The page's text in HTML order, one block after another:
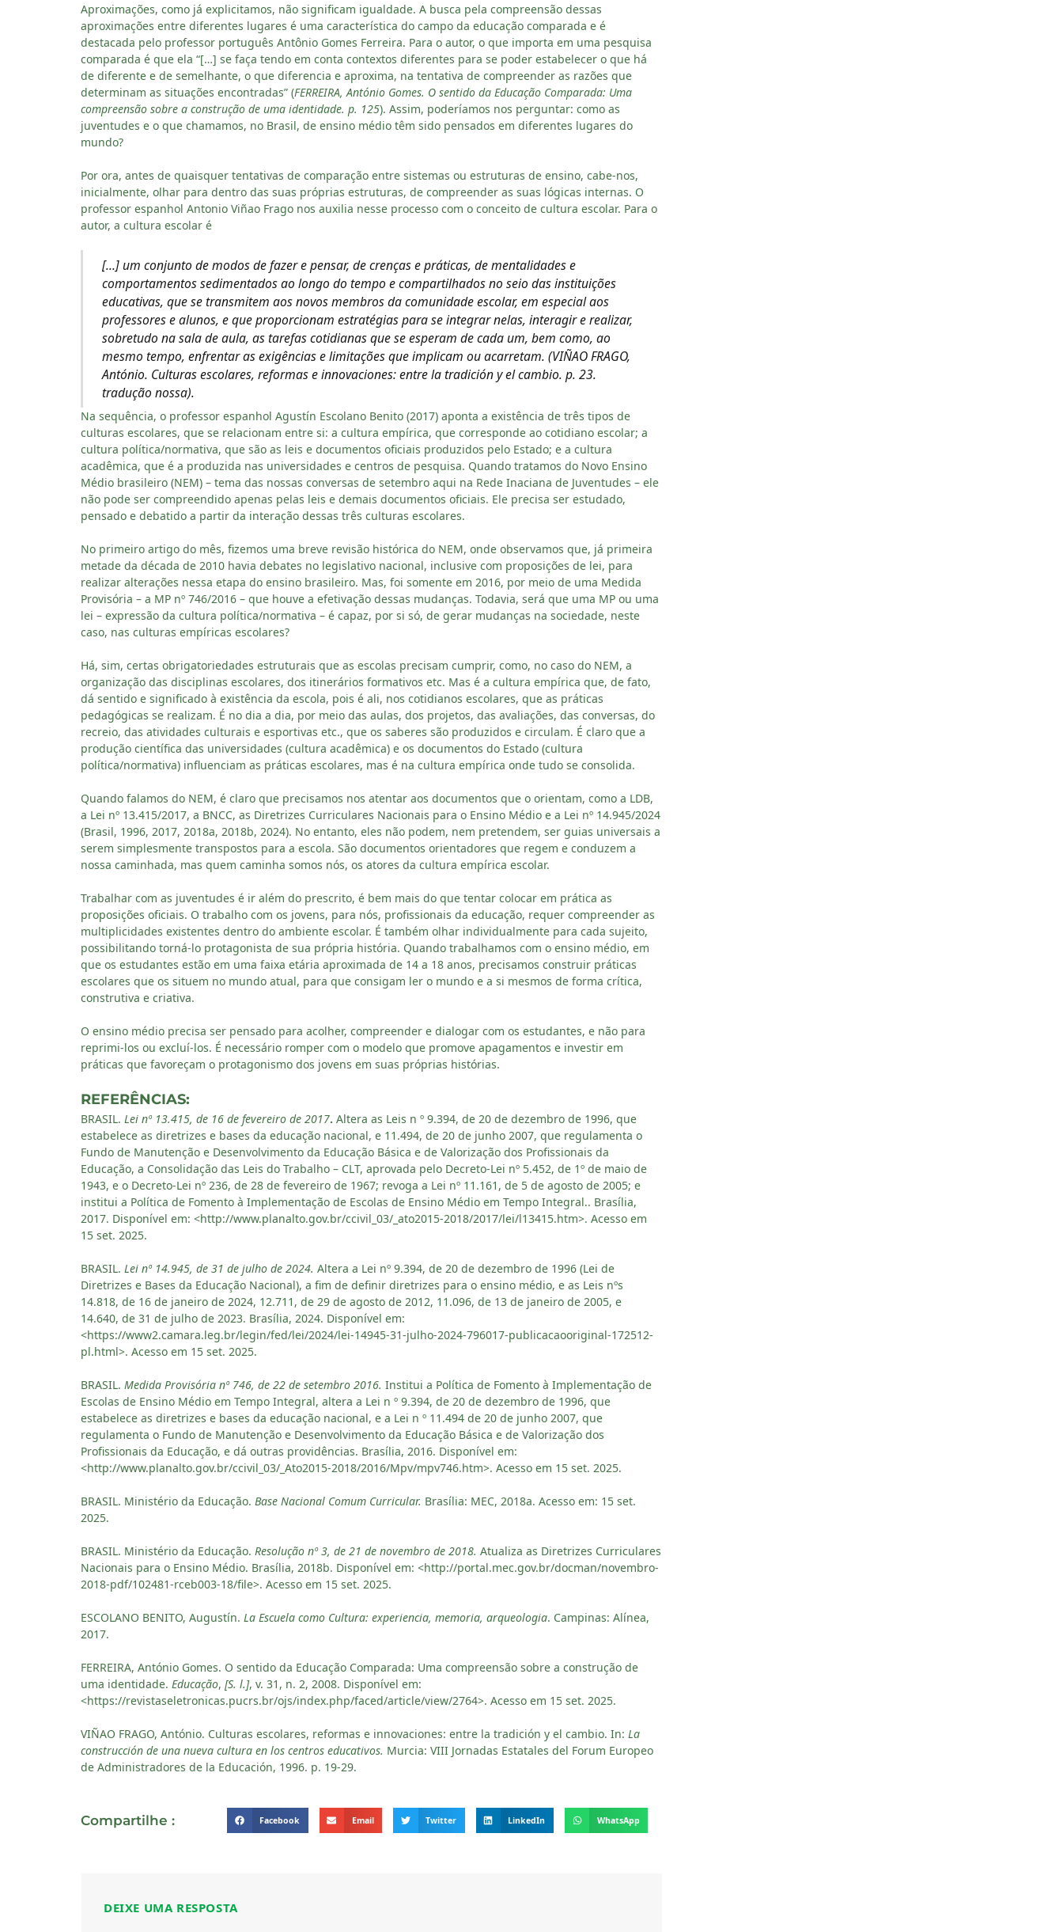
Aproximações, como já explicitamos, não significam igualdade. A busca pela compreensão dessas
aproximações entre diferentes lugares é uma característica do campo da educação comparada e é
destacada pelo professor português Antônio Gomes Ferreira. Para o autor, o que importa em uma pesquisa
comparada é que ela “[…] se faça tendo em conta contextos diferentes para se poder estabelecer o que há
de diferente e de semelhante, o que diferencia e aproxima, na tentativa de compreender as razões que
determinam as situações encontradas” (FERREIRA, António Gomes. O sentido da Educação Comparada: Uma
compreensão sobre a construção de uma identidade. p. 125). Assim, poderíamos nos perguntar: como as
juventudes e o que chamamos, no Brasil, de ensino médio têm sido pensados em diferentes lugares do
mundo?
Por ora, antes de quaisquer tentativas de comparação entre sistemas ou estruturas de ensino, cabe-nos,
inicialmente, olhar para dentro das suas próprias estruturas, de compreender as suas lógicas internas. O
professor espanhol Antonio Viñao Frago nos auxilia nesse processo com o conceito de cultura escolar. Para o
autor, a cultura escolar é
[…] um conjunto de modos de fazer e pensar, de crenças e práticas, de mentalidades e
comportamentos sedimentados ao longo do tempo e compartilhados no seio das instituições
educativas, que se transmitem aos novos membros da comunidade escolar, em especial aos
professores e alunos, e que proporcionam estratégias para se integrar nelas, interagir e realizar,
sobretudo na sala de aula, as tarefas cotidianas que se esperam de cada um, bem como, ao
mesmo tempo, enfrentar as exigências e limitações que implicam ou acarretam. (VIÑAO FRAGO,
António. Culturas escolares, reformas e innovaciones: entre la tradición y el cambio. p. 23.
tradução nossa).
Na sequência, o professor espanhol Agustín Escolano Benito (2017) aponta a existência de três tipos de
culturas escolares, que se relacionam entre si: a cultura empírica, que corresponde ao cotidiano escolar; a
cultura política/normativa, que são as leis e documentos oficiais produzidos pelo Estado; e a cultura
acadêmica, que é a produzida nas universidades e centros de pesquisa. Quando tratamos do Novo Ensino
Médio brasileiro (NEM) – tema das nossas conversas de setembro aqui na Rede Inaciana de Juventudes – ele
não pode ser compreendido apenas pelas leis e demais documentos oficiais. Ele precisa ser estudado,
pensado e debatido a partir da interação dessas três culturas escolares.
No primeiro artigo do mês, fizemos uma breve revisão histórica do NEM, onde observamos que, já primeira
metade da década de 2010 havia debates no legislativo nacional, inclusive com proposições de lei, para
realizar alterações nessa etapa do ensino brasileiro. Mas, foi somente em 2016, por meio de uma Medida
Provisória – a MP nº 746/2016 – que houve a efetivação dessas mudanças. Todavia, será que uma MP ou uma
lei – expressão da cultura política/normativa – é capaz, por si só, de gerar mudanças na sociedade, neste
caso, nas culturas empíricas escolares?
Há, sim, certas obrigatoriedades estruturais que as escolas precisam cumprir, como, no caso do NEM, a
organização das disciplinas escolares, dos itinerários formativos etc. Mas é a cultura empírica que, de fato,
dá sentido e significado à existência da escola, pois é ali, nos cotidianos escolares, que as práticas
pedagógicas se realizam. É no dia a dia, por meio das aulas, dos projetos, das avaliações, das conversas, do
recreio, das atividades culturais e esportivas etc., que os saberes são produzidos e circulam. É claro que a
produção científica das universidades (cultura acadêmica) e os documentos do Estado (cultura
política/normativa) influenciam as práticas escolares, mas é na cultura empírica onde tudo se consolida.
Quando falamos do NEM, é claro que precisamos nos atentar aos documentos que o orientam, como a LDB,
a Lei nº 13.415/2017, a BNCC, as Diretrizes Curriculares Nacionais para o Ensino Médio e a Lei nº 14.945/2024
(Brasil, 1996, 2017, 2018a, 2018b, 2024). No entanto, eles não podem, nem pretendem, ser guias universais a
serem simplesmente transpostos para a escola. São documentos orientadores que regem e conduzem a
nossa caminhada, mas quem caminha somos nós, os atores da cultura empírica escolar.
Trabalhar com as juventudes é ir além do prescrito, é bem mais do que tentar colocar em prática as
proposições oficiais. O trabalho com os jovens, para nós, profissionais da educação, requer compreender as
multiplicidades existentes dentro do ambiente escolar. É também olhar individualmente para cada sujeito,
possibilitando torná-lo protagonista de sua própria história. Quando trabalhamos com o ensino médio, em
que os estudantes estão em uma faixa etária aproximada de 14 a 18 anos, precisamos construir práticas
escolares que os situem no mundo atual, para que consigam ler o mundo e a si mesmos de forma crítica,
construtiva e criativa.
O ensino médio precisa ser pensado para acolher, compreender e dialogar com os estudantes, e não para
reprimi-los ou excluí-los. É necessário romper com o modelo que promove apagamentos e investir em
práticas que favoreçam o protagonismo dos jovens em suas próprias histórias.
REFERÊNCIAS:
BRASIL. Lei nº 13.415, de 16 de fevereiro de 2017. Altera as Leis n º 9.394, de 20 de dezembro de 1996, que
estabelece as diretrizes e bases da educação nacional, e 11.494, de 20 de junho 2007, que regulamenta o
Fundo de Manutenção e Desenvolvimento da Educação Básica e de Valorização dos Profissionais da
Educação, a Consolidação das Leis do Trabalho – CLT, aprovada pelo Decreto-Lei nº 5.452, de 1º de maio de
1943, e o Decreto-Lei nº 236, de 28 de fevereiro de 1967; revoga a Lei nº 11.161, de 5 de agosto de 2005; e
institui a Política de Fomento à Implementação de Escolas de Ensino Médio em Tempo Integral.. Brasília,
2017. Disponível em: <http://www.planalto.gov.br/ccivil_03/_ato2015-2018/2017/lei/l13415.htm>. Acesso em
15 set. 2025.
BRASIL. Lei nº 14.945, de 31 de julho de 2024. Altera a Lei nº 9.394, de 20 de dezembro de 1996 (Lei de
Diretrizes e Bases da Educação Nacional), a fim de definir diretrizes para o ensino médio, e as Leis nºs
14.818, de 16 de janeiro de 2024, 12.711, de 29 de agosto de 2012, 11.096, de 13 de janeiro de 2005, e
14.640, de 31 de julho de 2023. Brasília, 2024. Disponível em:
<https://www2.camara.leg.br/legin/fed/lei/2024/lei-14945-31-julho-2024-796017-publicacaooriginal-172512-
pl.html>. Acesso em 15 set. 2025.
BRASIL. Medida Provisória nº 746, de 22 de setembro 2016. Institui a Política de Fomento à Implementação de
Escolas de Ensino Médio em Tempo Integral, altera a Lei n º 9.394, de 20 de dezembro de 1996, que
estabelece as diretrizes e bases da educação nacional, e a Lei n º 11.494 de 20 de junho 2007, que
regulamenta o Fundo de Manutenção e Desenvolvimento da Educação Básica e de Valorização dos
Profissionais da Educação, e dá outras providências. Brasília, 2016. Disponível em:
<http://www.planalto.gov.br/ccivil_03/_Ato2015-2018/2016/Mpv/mpv746.htm>. Acesso em 15 set. 2025.
BRASIL. Ministério da Educação. Base Nacional Comum Curricular. Brasília: MEC, 2018a. Acesso em: 15 set.
2025.
BRASIL. Ministério da Educação. Resolução nº 3, de 21 de novembro de 2018. Atualiza as Diretrizes Curriculares
Nacionais para o Ensino Médio. Brasília, 2018b. Disponível em: <http://portal.mec.gov.br/docman/novembro-
2018-pdf/102481-rceb003-18/file>. Acesso em 15 set. 2025.
ESCOLANO BENITO, Augustín. La Escuela como Cultura: experiencia, memoria, arqueologia. Campinas: Alínea,
2017.
FERREIRA, António Gomes. O sentido da Educação Comparada: Uma compreensão sobre a construção de
uma identidade. Educação, [S. l.], v. 31, n. 2, 2008. Disponível em:
<https://revistaseletronicas.pucrs.br/ojs/index.php/faced/article/view/2764>. Acesso em 15 set. 2025.
VIÑAO FRAGO, António. Culturas escolares, reformas e innovaciones: entre la tradición y el cambio. In: La
construcción de una nueva cultura en los centros educativos. Murcia: VIII Jornadas Estatales del Forum Europeo
de Administradores de la Educación, 1996. p. 19-29.
Compartilhe : Facebook Email Twitter LinkedIn WhatsApp
DEIXE UMA RESPOSTA